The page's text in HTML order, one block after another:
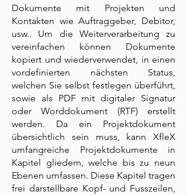
Dokumente mit Projekten und
Kontakten wie Auftraggeber, Debitor,
usw.. Um die Weiterverarbeitung zu
vereinfachen können Dokumente
kopiert und wiederverwendet, in einen
vordefinierten nächsten Status,
welchen Sie selbst festlegen überführt,
sowie als PDF mit digitaler Signatur
oder Worddokument (RTF) erstellt
werden. Da ein Projektdokument
übersichtlich sein muss, kann XfleX
umfangreiche Projektdokumente in
Kapitel gliedern, welche bis zu neun
Ebenen umfassen. Diese Kapitel tragen
frei darstellbare Kopf- und Fusszeilen,